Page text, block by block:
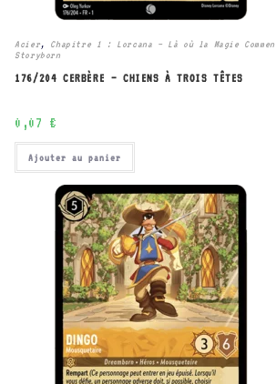
Acier, Chapitre 1 : Lorcana – Là où la Magie
Storyborn
176/204 CERBÈRE – CHIENS À TROIS TÊTES
0,07 €
Ajouter au panier